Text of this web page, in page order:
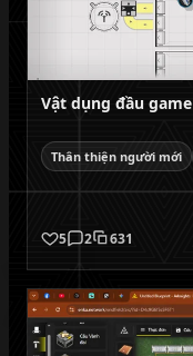
Vật dụng đầu game
Thân thiện người mới
5 2 631